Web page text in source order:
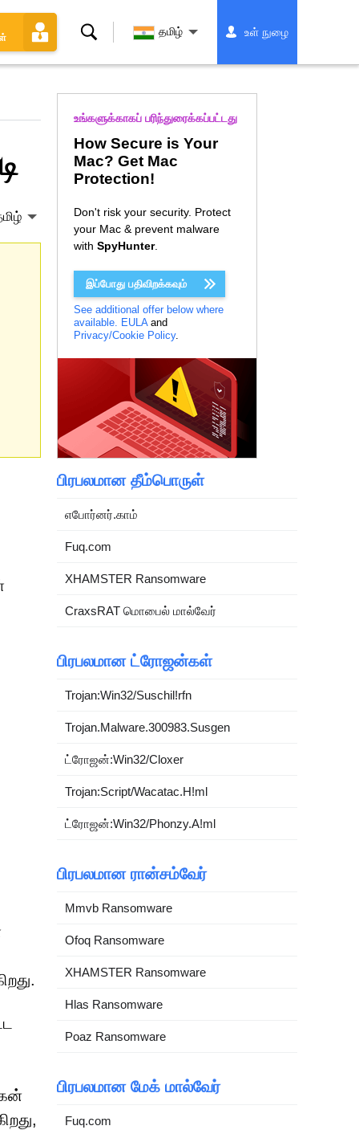
தேடல் தமிழ் உள் நுழை
உங்களுக்காகப் பரிந்துரைக்கப்பட்டது
How Secure is Your
Mac? Get Mac
Protection!
Don't risk your security. Protect
your Mac & prevent malware
with SpyHunter.
இப்போது பதிவிறக்கவும்
See additional offer below where
available. EULAand
Privacy/Cookie Policy.
பிரபலமான தீம்பொருள்
எபோர்னர்.காம்
Fuq.com
XHAMSTER Ransomware
CraxsRAT மொபைல் மால்வேர்
பிரபலமான ட்ரோஜன்கள்
Trojan:Win32/Suschil!rfn
Trojan.Malware.300983.Susgen
ட்ரோஜன்:Win32/Cloxer
Trojan:Script/Wacatac.H!ml
ட்ரோஜன்:Win32/Phonzy.A!ml
பிரபலமான ரான்சம்வேர்
Mmvb Ransomware
Ofoq Ransomware
XHAMSTER Ransomware
Hlas Ransomware
Poaz Ransomware
பிரபலமான மேக் மால்வேர்
Fuq.com